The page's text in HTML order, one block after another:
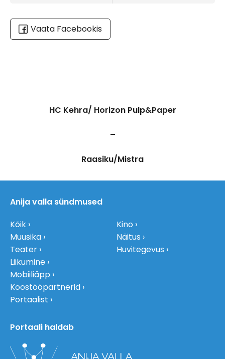
Vaata Facebookis
HC Kehra/ Horizon Pulp&Paper
–
Raasiku/Mistra
Anija valla sündmused
Kõik
Muusika
Teater
Liikumine
Kino
Näitus
Huvitegevus
Mobiiliäpp
Koostööpartnerid
Portaalist
Portaali haldab